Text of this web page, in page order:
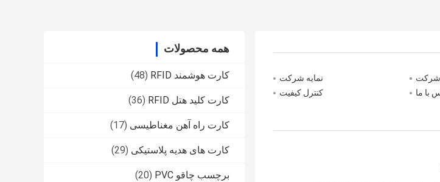
همه محصولات
کارت هوشمند RFID (48)
کارت کلید هتل RFID (36)
کارت راه آهن مغناطیسی (17)
کارت های هدیه پلاستیکی (29)
برچسب چاقو PVC (20)
نمایه شرکت شرکت
کنترل کیفیت
با ما